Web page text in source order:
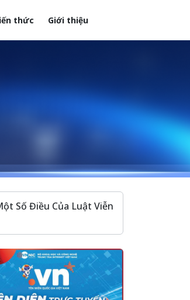
thức Giới thiệu
Số Điều Của Luật Viễn